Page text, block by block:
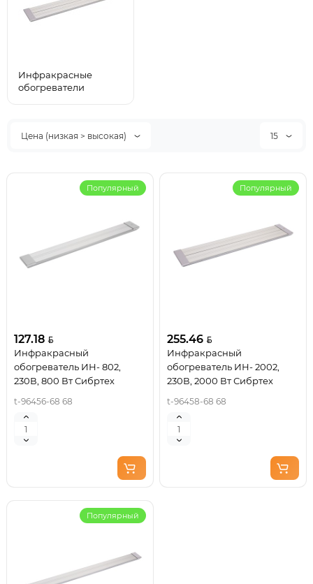
Инфракрасные
обогреватели
Цена (низкая > высокая) 15
Популярный
127.18
Инфракрасный
обогреватель ИН- 802,
230В, 800 Вт Сибртех
t-96456-68 68
Популярный
255.46
Инфракрасный
обогреватель ИН- 2002,
230В, 2000 Вт Сибртех
t-96458-68 68
Популярный